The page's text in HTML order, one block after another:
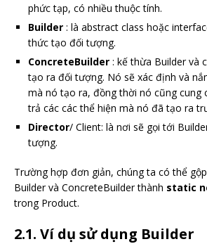
phức tạp, có nhiều thuộc tính.
Builder : là abstract class hoặc
thức tạo đối tượng.
ConcreteBuilder : kế thừa Builder và
tạo ra đối tượng. Nó sẽ xác định và
mà nó tạo ra, đồng thời nó cũng cung
trả các các thể hiện mà nó đã tạo ra
Director/ Client: là nơi sẽ gọi tới
tượng.
Trường hợp đơn giản, chúng ta có thể gộp
Builder và ConcreteBuilder thành static
trong Product.
2.1. Ví dụ sử dụng Builder